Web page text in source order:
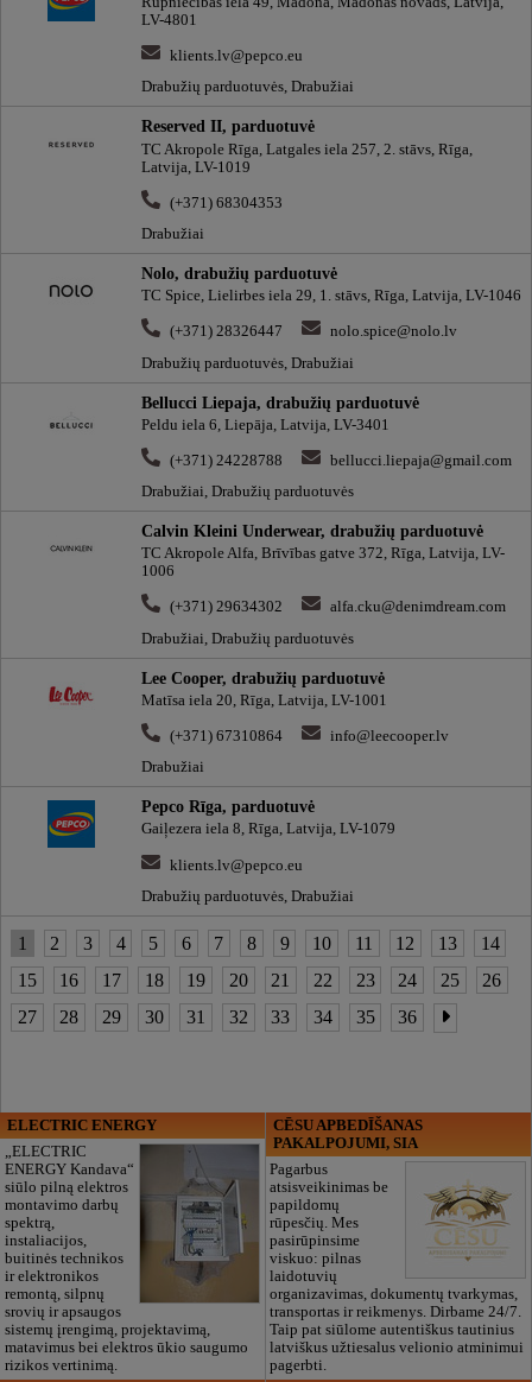
LV-4801
klients.lv@pepco.eu
Drabužių parduotuvės, Drabužiai
Reserved II, parduotuvė
TC Akropole Rīga, Latgales iela 257, 2. stāvs, Rīga,
Latvija, LV-1019
(+371) 68304353
Drabužiai
Nolo, drabužių parduotuvė
TC Spice, Lielirbes iela 29, 1. stāvs, Rīga, Latvija, LV-1046
(+371) 28326447
nolo.spice@nolo.lv
Drabužių parduotuvės, Drabužiai
Bellucci Liepaja, drabužių parduotuvė
Peldu iela 6, Liepāja, Latvija, LV-3401
(+371) 24228788
bellucci.liepaja@gmail.com
Drabužiai, Drabužių parduotuvės
Calvin Kleini Underwear, drabužių parduotuvė
TC Akropole Alfa, Brīvības gatve 372, Rīga, Latvija, LV-
1006
(+371) 29634302
alfa.cku@denimdream.com
Drabužiai, Drabužių parduotuvės
Lee Cooper, drabužių parduotuvė
Matīsa iela 20, Rīga, Latvija, LV-1001
(+371) 67310864
info@leecooper.lv
Drabužiai
Pepco Rīga, parduotuvė
Gaiļezera iela 8, Rīga, Latvija, LV-1079
klients.lv@pepco.eu
Drabužių parduotuvės, Drabužiai
1 2 3 4 5 6 7 8 9 10 11 12 13
14
15
16 17 18 19 20 21 22 23 24 25
26
27
28 29 30 31 32 33 34 35 36
ELECTRIC ENERGY
„ELECTRIC
ENERGY Kandava“
siūlo pilną elektros
montavimo darbų
spektrą,
instaliacijos,
buitinės technikos
ir elektronikos
remontą, silpnų
srovių ir apsaugos
sistemų įrengimą, projektavimą,
matavimus bei elektros ūkio saugumo
rizikos vertinimą.
CĒSU APBEDĪŠANAS
PAKALPOJUMI, SIA
Pagarbus
atsisveikinimas be
papildomų
rūpesčių. Mes
pasirūpinsime
viskuo: pilnas
laidotuvių
organizavimas, dokumentų tvarkymas,
transportas ir reikmenys. Dirbame 24/7.
Taip pat siūlome autentiškus tautinius
latviškus užtiesalus velionio atminimui
pagerbti.